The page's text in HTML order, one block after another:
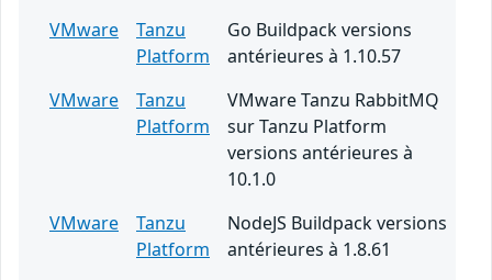
VMware
Tanzu
Platform
Go Buildpack versions
antérieures à 1.10.57
VMware
Tanzu
Platform
VMware Tanzu RabbitMQ
sur Tanzu Platform
versions antérieures à
10.1.0
VMware
Tanzu
Platform
NodeJS Buildpack versions
antérieures à 1.8.61